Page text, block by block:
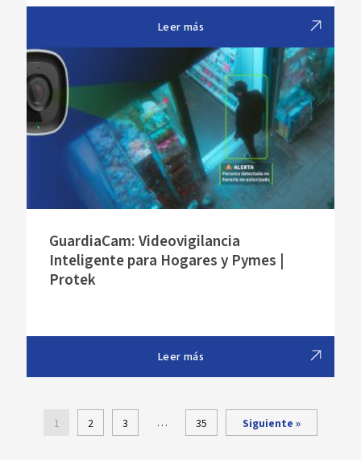
Leer más
GuardiaCam: Videovigilancia
Inteligente para Hogares y Pymes |
Protek
Leer más
1 2 3 … 35 Siguiente »